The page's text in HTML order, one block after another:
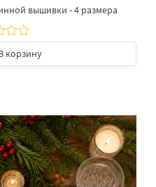
вышивки - 4 размера
корзину